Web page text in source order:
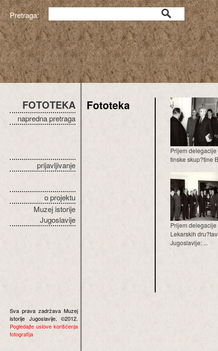
Pretraga:
FOTOTEKA
napredna pretraga
prijavljivanje
o projektu
Muzej istorije
Jugoslavije
Sva prava zadržava Muzej
istorije Jugoslavije, ©2012.
Pogledajte uslove korišćenja
fotografija
Fototeka
Prijem delegacije
tinske skup?tine
Prijem delegacije
Lekarskih
Jugoslavije: ...